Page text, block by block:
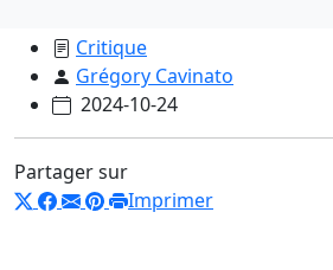
Critique
Grégory Cavinato
2024-10-24
Partager sur
Imprimer